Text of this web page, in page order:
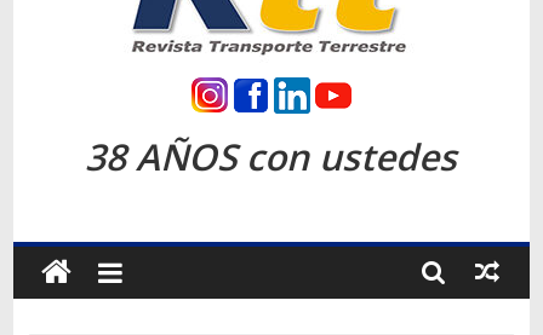
SINOTRUK Pick-ups presentó la recién estrenada Bolden en
la Expo Compras Públicas 2026
Revista
Transporte
Terrestre
38 AÑOS con ustedes